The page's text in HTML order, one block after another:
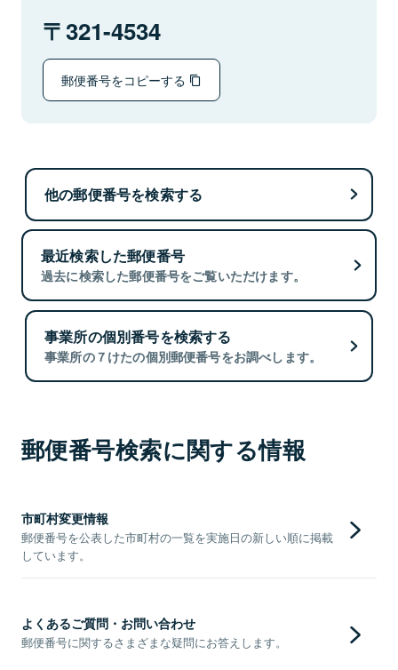
321-4534
郵便番号をコピーする
他の郵便番号を検索する
最近検索した郵便番号
過去に検索した郵便番号をご覧いただけます。
事業所の個別番号を検索する
事業所の７けたの個別郵便番号をお調べします。
郵便番号検索に関する情報
市町村変更情報
郵便番号を公表した市町村の一覧を実施日の新しい順に掲載
しています。
よくあるご質問・お問い合わせ
郵便番号に関するさまざまな疑問にお答えします。